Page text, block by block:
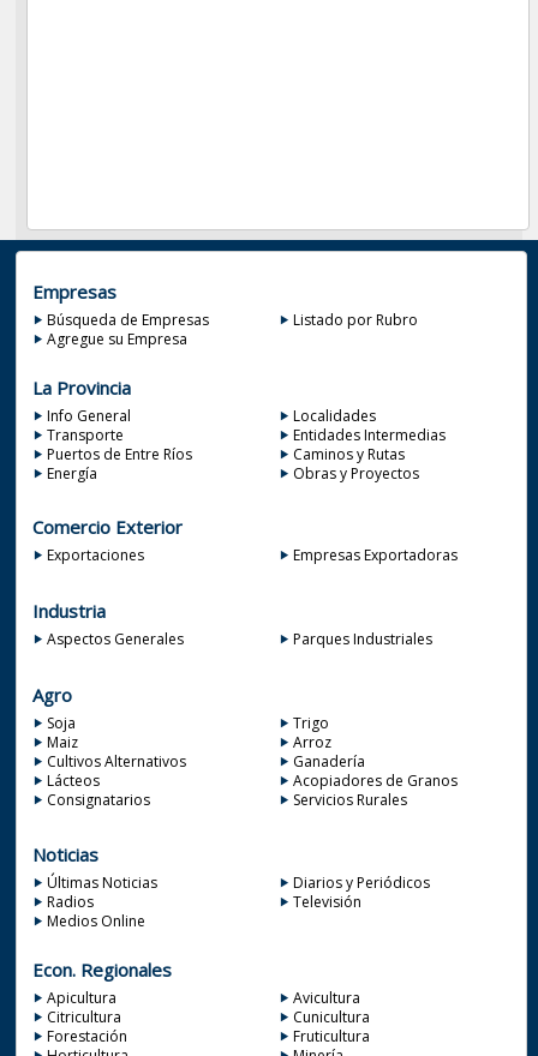
Empresas
Búsqueda de Empresas
Listado por Rubro
Agregue su Empresa
La Provincia
Info General
Localidades
Transporte
Entidades Intermedias
Puertos de Entre Ríos
Caminos y Rutas
Energía
Obras y Proyectos
Comercio Exterior
Exportaciones Empresas Exportadoras
Industria
Aspectos Generales Parques Industriales
Agro
Soja
Trigo
Maiz
Arroz
Cultivos Alternativos
Ganadería
Lácteos
Acopiadores de Granos
Consignatarios
Servicios Rurales
Noticias
Últimas Noticias
Diarios y Periódicos
Radios
Televisión
Medios Online
Econ. Regionales
Apicultura
Avicultura
Citricultura
Cunicultura
Forestación
Fruticultura